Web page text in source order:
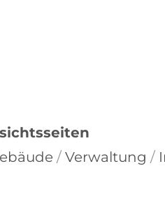
/ Verwaltung /